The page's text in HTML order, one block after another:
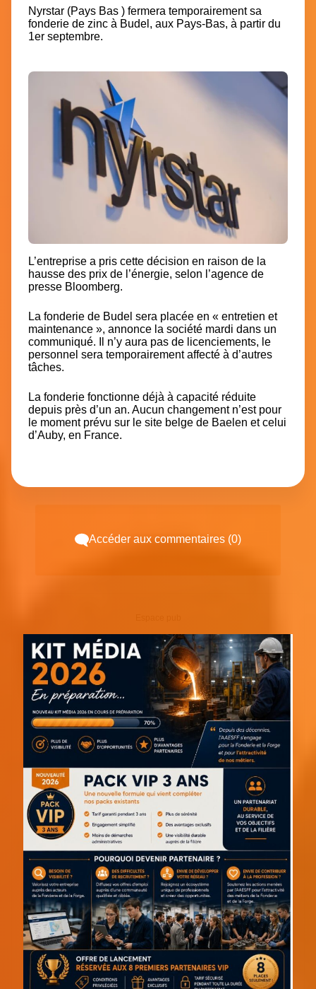
Nyrstar (Pays Bas ) fermera temporairement sa
fonderie de zinc à Budel, aux Pays-Bas, à partir du
1er septembre.
L’entreprise a pris cette décision en raison de la
hausse des prix de l’énergie, selon l’agence de
presse Bloomberg.
La fonderie de Budel sera placée en « entretien et
maintenance », annonce la société mardi dans un
communiqué. Il n’y aura pas de licenciements, le
personnel sera temporairement affecté à d’autres
tâches.
La fonderie fonctionne déjà à capacité réduite
depuis près d’un an. Aucun changement n’est pour
le moment prévu sur le site belge de Baelen et celui
d’Auby, en France.
Accéder aux commentaires (0)